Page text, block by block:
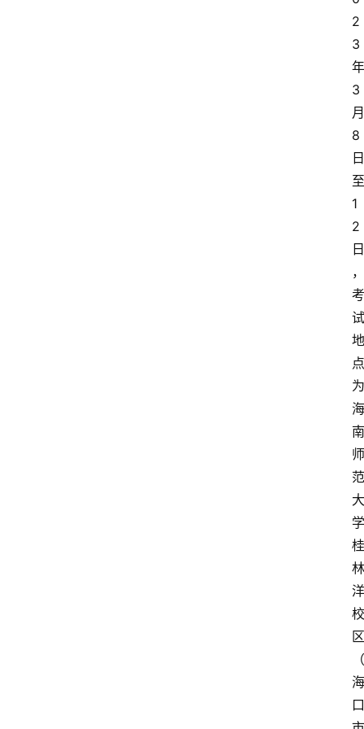
2
3
年
3
月
8
日
至
1
2
日
，
考
试
地
点
为
海
南
师
范
大
学
桂
林
洋
校
区
（
海
口